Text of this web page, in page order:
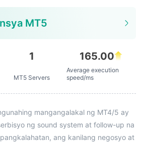
MT5
1
MT5 Servers
165.00
Average execution
speed/ms
mangangalakal ng MT4/5 ay
ng sound system at follow-up na
ang kanilang negosyo at